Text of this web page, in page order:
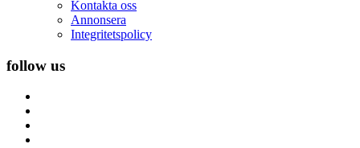
Kontakta oss
Annonsera
Integritetspolicy
follow us